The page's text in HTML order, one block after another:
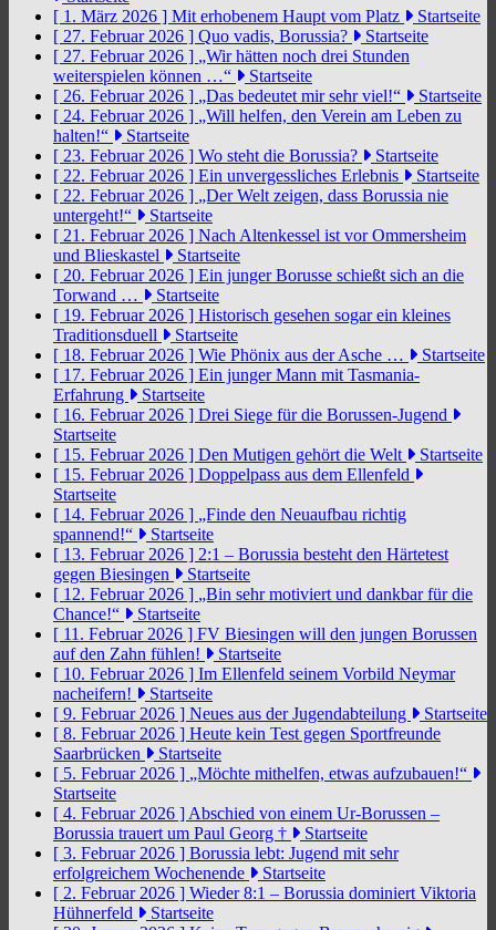
[ 1. März 2026 ] Mit erhobenem Haupt vom Platz
Startseite
[ 27. Februar 2026 ] Quo vadis, Borussia?
Startseite
[ 27. Februar 2026 ] „Wir hätten noch drei Stunden
weiterspielen können …“
Startseite
[ 26. Februar 2026 ] „Das bedeutet mir sehr viel!“
Startseite
[ 24. Februar 2026 ] „Will helfen, den Verein am Leben zu
halten!“
Startseite
[ 23. Februar 2026 ] Wo steht die Borussia?
Startseite
[ 22. Februar 2026 ] Ein unvergessliches Erlebnis
Startseite
[ 22. Februar 2026 ] „Der Welt zeigen, dass Borussia nie
untergeht!“
Startseite
[ 21. Februar 2026 ] Nach Altenkessel ist vor Ommersheim
und Blieskastel
Startseite
[ 20. Februar 2026 ] Ein junger Borusse schießt sich an die
Torwand …
Startseite
[ 19. Februar 2026 ] Historisch gesehen sogar ein kleines
Traditionsduell
Startseite
[ 18. Februar 2026 ] Wie Phönix aus der Asche …
Startseite
[ 17. Februar 2026 ] Ein junger Mann mit Tasmania-
Erfahrung
Startseite
[ 16. Februar 2026 ] Drei Siege für die Borussen-Jugend
Startseite
[ 15. Februar 2026 ] Den Mutigen gehört die Welt
Startseite
[ 15. Februar 2026 ] Doppelpass aus dem Ellenfeld
Startseite
[ 14. Februar 2026 ] „Finde den Neuaufbau richtig
spannend!“
Startseite
[ 13. Februar 2026 ] 2:1 – Borussia besteht den Härtetest
gegen Biesingen
Startseite
[ 12. Februar 2026 ] „Bin sehr motiviert und dankbar für die
Chance!“
Startseite
[ 11. Februar 2026 ] FV Biesingen will den jungen Borussen
auf den Zahn fühlen!
Startseite
[ 10. Februar 2026 ] Im Ellenfeld seinem Vorbild Neymar
nacheifern!
Startseite
[ 9. Februar 2026 ] Neues aus der Jugendabteilung
Startseite
[ 8. Februar 2026 ] Heute kein Test gegen Sportfreunde
Saarbrücken
Startseite
[ 5. Februar 2026 ] „Möchte mithelfen, etwas aufzubauen!“
Startseite
[ 4. Februar 2026 ] Abschied von einem Ur-Borussen –
Borussia trauert um Paul Georg †
Startseite
[ 3. Februar 2026 ] Borussia lebt: Jugend mit sehr
erfolgreichem Wochenende
Startseite
[ 2. Februar 2026 ] Wieder 8:1 – Borussia dominiert Viktoria
Hühnerfeld
Startseite